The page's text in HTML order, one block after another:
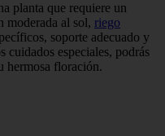
planta que requiere un
moderada al sol, riego
soporte adecuado y
cuidados especiales, podrás
hermosa floración.